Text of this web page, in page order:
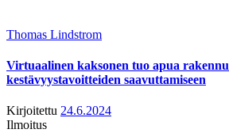
Thomas Lindstrom
Virtuaalinen kaksonen tuo apua
kestävyystavoitteiden saavuttamiseen
Kirjoitettu 24.6.2024
Ilmoitus